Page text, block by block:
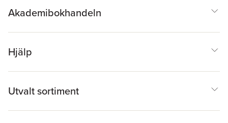
Akademibokhandeln
Hjälp
Utvalt sortiment